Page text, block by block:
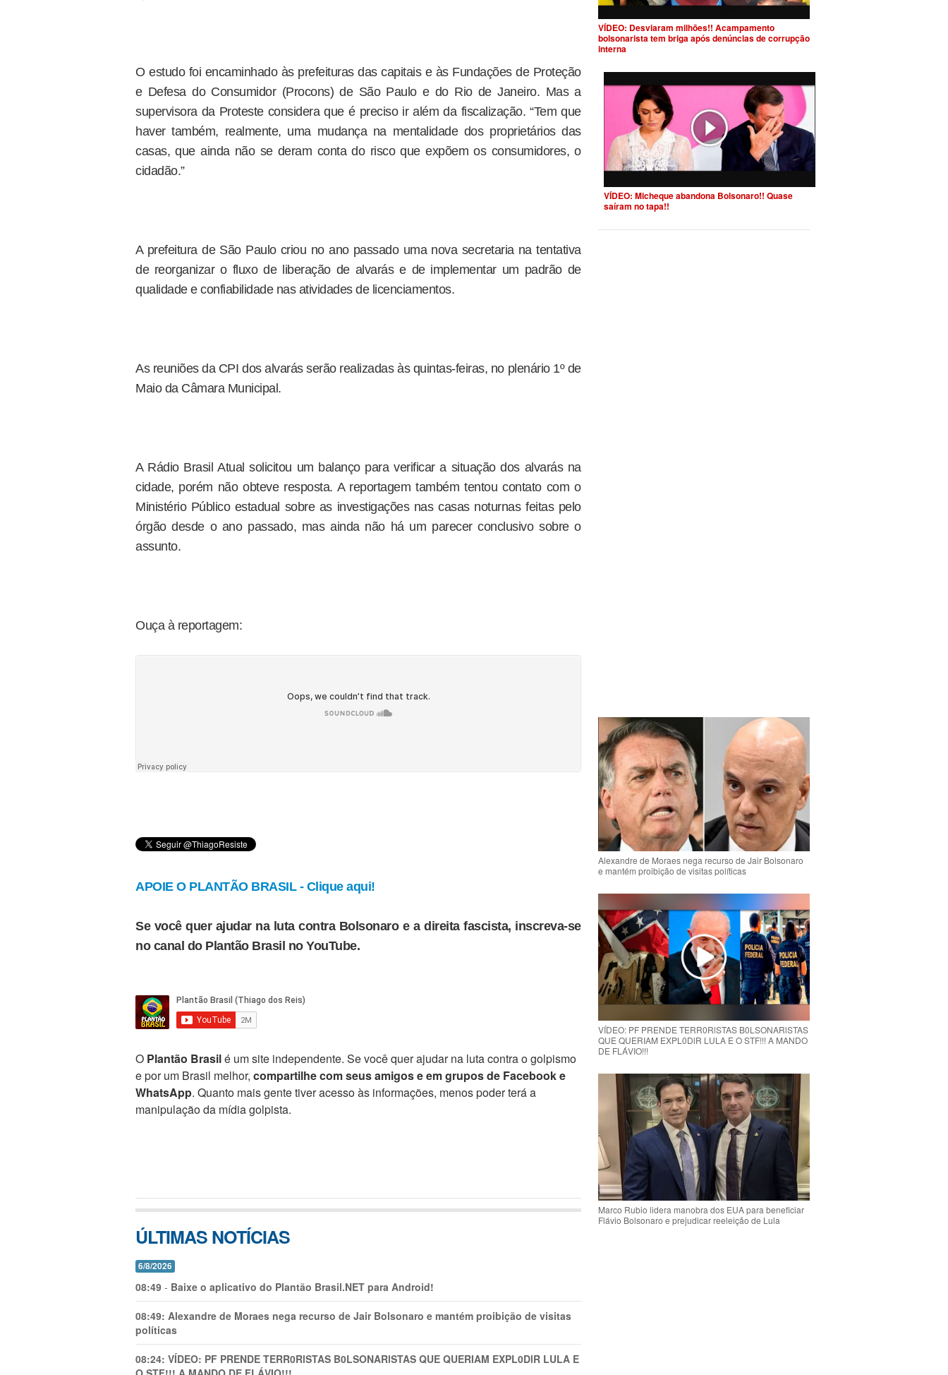
O estudo foi encaminhado às prefeituras das capitais e às Fundações de Proteção
e Defesa do Consumidor (Procons) de São Paulo e do Rio de Janeiro. Mas a
supervisora da Proteste considera que é preciso ir além da fiscalização. “Tem que
haver também, realmente, uma mudança na mentalidade dos proprietários das
casas, que ainda não se deram conta do risco que expõem os consumidores, o
cidadão.”
A prefeitura de São Paulo criou no ano passado uma nova secretaria na tentativa
de reorganizar o fluxo de liberação de alvarás e de implementar um padrão de
qualidade e confiabilidade nas atividades de licenciamentos.
As reuniões da CPI dos alvarás serão realizadas às quintas-feiras, no plenário 1º de
Maio da Câmara Municipal.
A Rádio Brasil Atual solicitou um balanço para verificar a situação dos alvarás na
cidade, porém não obteve resposta. A reportagem também tentou contato com o
Ministério Público estadual sobre as investigações nas casas noturnas feitas pelo
órgão desde o ano passado, mas ainda não há um parecer conclusivo sobre o
assunto.
Ouça à reportagem:
APOIE O PLANTÃO BRASIL - Clique aqui!
Se você quer ajudar na luta contra Bolsonaro e a direita fascista, inscreva-se
no canal do Plantão Brasil no YouTube.
O Plantão Brasilé um site independente. Se você quer ajudar na luta contra o golpismo
e por um Brasil melhor, compartilhe com seus amigos e em grupos de Facebook e
WhatsApp. Quanto mais gente tiver acesso às informações, menos poder terá a
manipulação da mídia golpista.
ÚLTIMAS NOTÍCIAS
6/8/2026
08:49 - Baixe o aplicativo do Plantão Brasil.NET para Android!
08:49: Alexandre de Moraes nega recurso de Jair Bolsonaro e mantém proibição de visitas
políticas
08:24: VÍDEO: PF PRENDE TERR0RlSTAS B0LSONARlSTAS QUE QUERIAM EXPL0DlR LULA E
VÍDEO: Desviaram milhões!! Acampamento
bolsonarista tem briga após denúncias de corrupção
interna
VÍDEO: Micheque abandona Bolsonaro!! Quase
saíram no tapa!!
Alexandre de Moraes nega recurso de Jair Bolsonaro
e mantém proibição de visitas políticas
VÍDEO: PF PRENDE TERR0RlSTAS B0LSONARlSTAS
QUE QUERIAM EXPL0DlR LULA E O STF!!! A MANDO
DE FLÁVIO!!!
Marco Rubio lidera manobra dos EUA para beneficiar
Flávio Bolsonaro e prejudicar reeleição de Lula